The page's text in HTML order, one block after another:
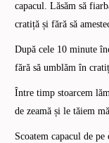
capacul. Lăsăm să
cratiță și fără să
După cele 10 minute
fără să umblăm în
Între timp stoarcem
de zeamă și le tăiem
Scoatem capacul de